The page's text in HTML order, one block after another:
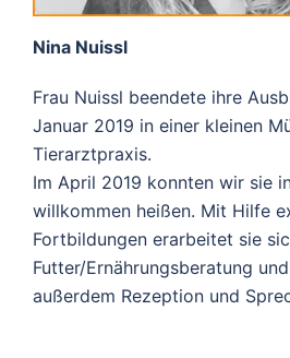
Nina Nuissl
Frau Nuissl beendete ihre
Januar 2019 in einer kleinen
Tierarztpraxis.
Im April 2019 konnten wir sie
willkommen heißen. Mit Hilfe
Fortbildungen erarbeitet sie
Futter/Ernährungsberatung
außerdem Rezeption und